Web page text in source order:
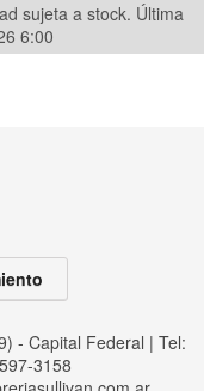
sujeta a stock. Última
6:00
- Capital Federal | Tel:
3158